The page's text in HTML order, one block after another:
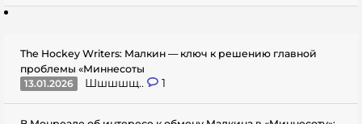
The Hockey Writers: Малкин — ключ к решению главной
проблемы «Миннесоты
13.01.2026
Шшшшщ.. 1